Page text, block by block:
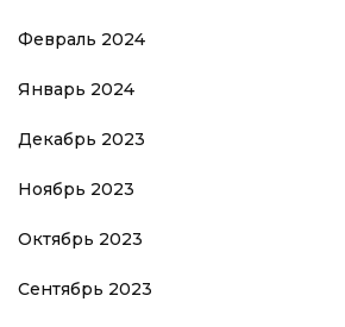
Февраль 2024
Январь 2024
Декабрь 2023
Ноябрь 2023
Октябрь 2023
Сентябрь 2023